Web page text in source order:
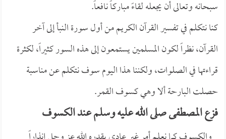
سبحانه وتعالى أن يجعله لقاءً مباركاً نافعاً.
كنا نتكلم في تفسير القرآن الكريم من أول سورة النبأ إلى آخر
القرآن، نظراً لكون المسلمين يستمعون إلى هذه السور كثيراً، لكثرة
قراءتها في الصلوات، ولكننا هذا اليوم سوف نتكلم عن مناسبة
حصلت البارحة ألا وهي كسوف القمر.
فزع المصطفى صلى الله عليه وسلم عند الكسوف